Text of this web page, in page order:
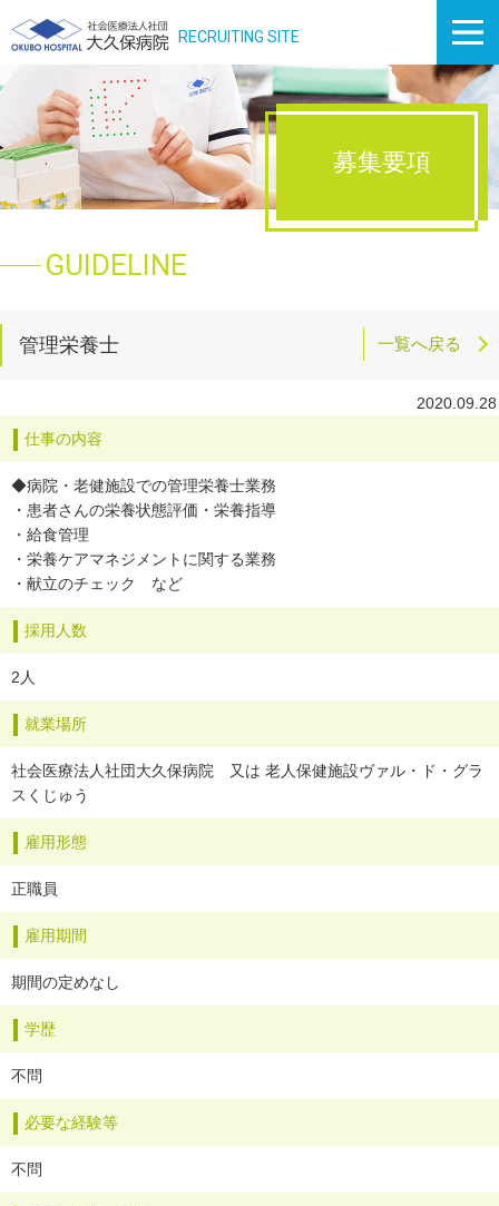
RECRUITING SITE
募集要項
GUIDELINE
管理栄養士 一覧へ戻る
2020.09.28
仕事の内容
◆病院・老健施設での管理栄養士業務
・患者さんの栄養状態評価・栄養指導
・給食管理
・栄養ケアマネジメントに関する業務
・献立のチェック など
採用人数
2人
就業場所
社会医療法人社団大久保病院 又は 老人保健施設ヴァル・ド・グラ
スくじゅう
雇用形態
正職員
雇用期間
期間の定めなし
学歴
不問
必要な経験等
不問